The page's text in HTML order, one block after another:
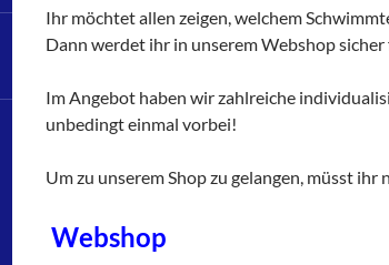
Ihr möchtet allen zeigen, welchem
Dann werdet ihr in unserem Webshop
Im Angebot haben wir zahlreiche
unbedingt einmal vorbei!
Um zu unserem Shop zu gelangen, müsst ihr
Webshop